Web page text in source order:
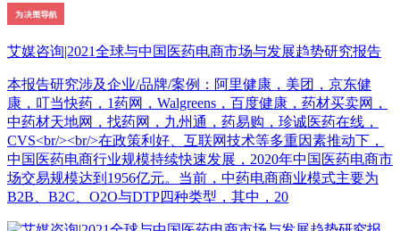
艾媒咨询|2021全球与中国医药电商市场与发展趋势研究报告
本报告研究涉及企业/品牌/案例：阿里健康，美团，京东健
康，叮当快药，1药网，Walgreens，百度健康，药材买卖网，
中药材天地网，找药网，九州通，药易购，珍诚医药在线，
CVS<br/><br/>在政策利好、互联网技术等多重因素推动下，
中国医药电商行业规模持续快速发展，2020年中国医药电商市
场交易规模达到1956亿元。当前，中药电商商业模式主要为
B2B、B2C、O2O与DTP四种类型，其中，20